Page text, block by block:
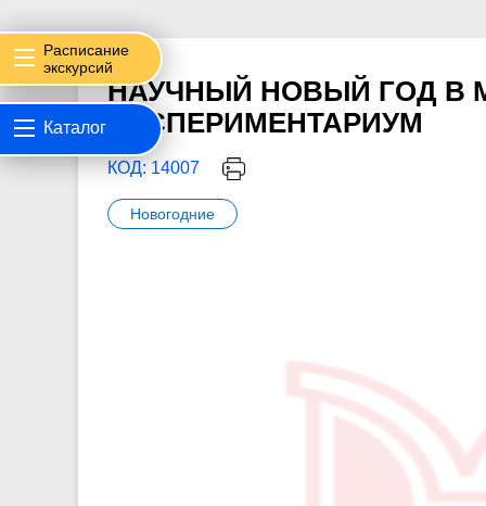
Расписание
экскурсий
Каталог
НАУЧНЫЙ НОВЫЙ ГОД В
ЭКСПЕРИМЕНТАРИУМ
КОД: 14007
Новогодние